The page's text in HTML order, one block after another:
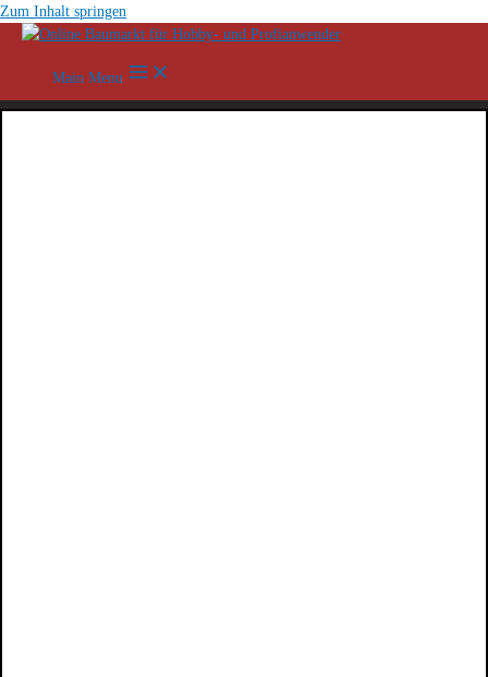
Zum Inhalt springen
Main Menu